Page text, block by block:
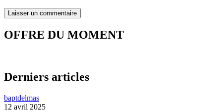
OFFRE DU MOMENT
Derniers articles
baptdelmas
12 avril 2025